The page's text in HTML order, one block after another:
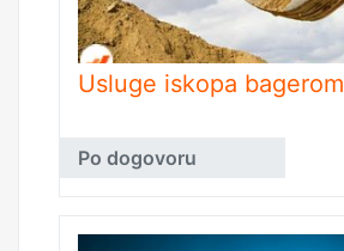
Usluge iskopa bagerom
Po dogovoru